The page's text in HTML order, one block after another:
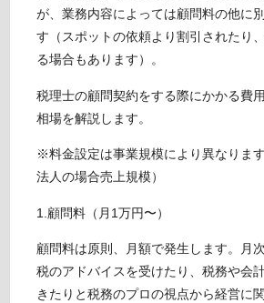
が、業務内容によっては顧問料の他に
す（スポットの依頼より割引されたり
る場合もあります）。
税理士の顧問契約をする際にかかる費
相場を解説します。
※料金設定は事業規模により異なりま
法人の場合売上規模）
1.顧問料（月1万円〜）
顧問料は原則、月額で発生します。月
税のアドバイスを受けたり、税務や会
きたりと税務のプロの視点から経営に